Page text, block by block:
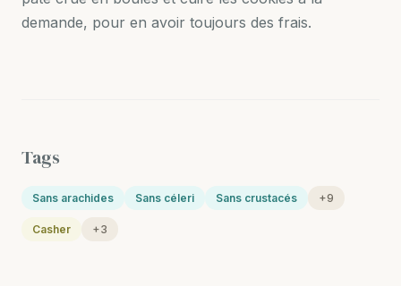
demande, pour en avoir toujours des frais.
Tags
Sans arachides Sans céleri Sans crustacés +9
Casher +3